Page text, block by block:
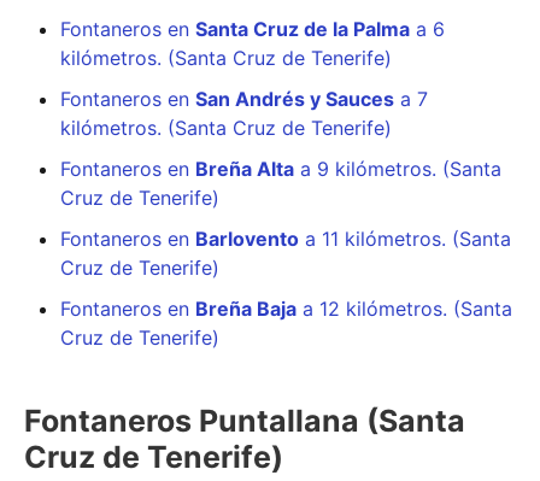
Fontaneros en Santa Cruz de la Palma a 6
kilómetros. (Santa Cruz de Tenerife)
Fontaneros en San Andrés y Sauces a 7
kilómetros. (Santa Cruz de Tenerife)
Fontaneros en Breña Alta a 9 kilómetros. (Santa
Cruz de Tenerife)
Fontaneros en Barlovento a 11 kilómetros. (Santa
Cruz de Tenerife)
Fontaneros en Breña Baja a 12 kilómetros. (Santa
Cruz de Tenerife)
Fontaneros Puntallana (Santa
Cruz de Tenerife)